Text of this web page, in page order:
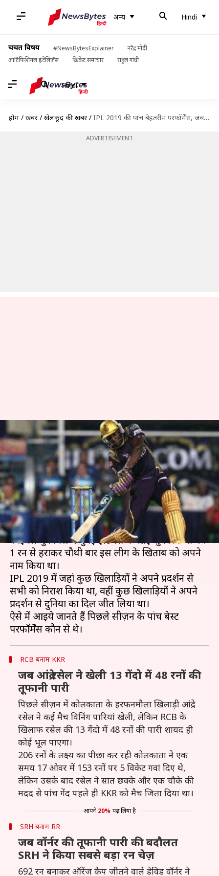
अन्य Hindi
चर्चित विषय #NewsBytesExplainer
नरेंद्र मोदी
आर्टिफिशियल इंटेलिजेंस
क्रिकेट समाचार राहुल गांधी
Hindi
होम / खबरें / खेलकूद की खबरें / IPL 2019 की पांच बेहतरीन परफॉर्मेंस, जब खिलाड़ियों ने अकेले दम पर जिताया मैच
ADVERTISEMENT
IPL 2019 की पांच बेहतरीन
परफॉर्मेंस, जब खिलाड़ियों ने अकेले
दम पर जिताया मैच
लेखन मोहम्मद वाहिद Apr 14, 2020 08:00 am
क्या है खबर?
IPL का पिछला सीज़न काफी रोमांचक रहा था। इसके
फाइनल मुकाबले में मुंबई इंडियंस ने चेन्नई सुपर किंग्स को
1 रन से हराकर चौथी बार इस लीग के खिताब को अपने
नाम किया था।
IPL 2019 में जहां कुछ खिलाड़ियों ने अपने प्रदर्शन से
सभी को निराश किया था, वहीं कुछ खिलाड़ियों ने अपने
प्रदर्शन से दुनिया का दिल जीत लिया था।
ऐसे में आइये जानते हैं पिछले सीज़न के पांच बेस्ट
RCB बनाम KKR
जब आंद्रे रसेल ने खेली 13 गेंदो में 48 रनों की
तूफानी पारी
पिछले सीज़न में कोलकाता के हरफनमौला खिलाड़ी आंद्रे
रसेल ने कई मैच विनिंग पारियां खेली, लेकिन RCB के
खिलाफ रसेल की 13 गेंदो में 48 रनों की पारी शायद ही
कोई भूल पाएगा।
206 रनों के लक्ष्य का पीछा कर रही कोलकाता ने एक
समय 17 ओवर में 153 रनों पर 5 विकेट गवां दिए थे,
लेकिन उसके बाद रसेल ने सात छक्के और एक चौके की
मदद से पांच गेंद पहले ही KKR को मैच जिता दिया था।
आपने 20% पढ़ लिया है
SRH बनाम RR
जब वॉर्नर की तूफानी पारी की बदौलत
SRH ने किया सबसे बड़ा रन चेज़
692 रन बनाकर ऑरेंज कैप जीतने वाले डेविड वॉर्नर ने